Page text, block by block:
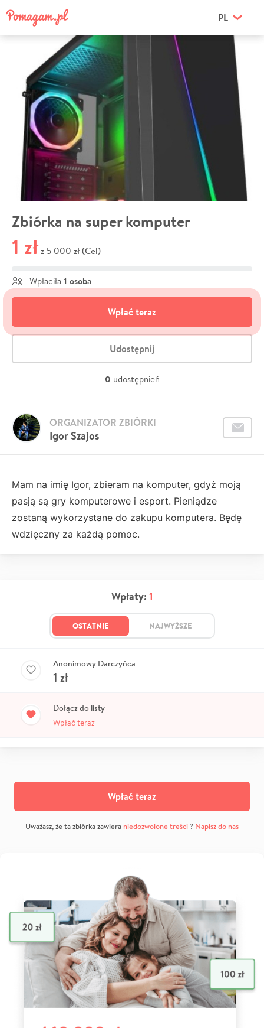
PL
Zbiórka na super komputer
1 zł z 5 000 zł (Cel)
Wpłaciła 1 osoba
Wpłać teraz
Udostępnij
0 udostępnień
Igor Szajos
ORGANIZATOR ZBIÓRKI
Mam na imię Igor, zbieram na komputer, gdyż moją
pasją są gry komputerowe i esport. Pieniądze
zostaną wykorzystane do zakupu komputera. Będę
wdzięczny za każdą pomoc.
Wpłaty: 1
OSTATNIE NAJWYŻSZE
Anonimowy Darczyńca
1 zł
Dołącz do listy
Wpłać teraz
Wpłać teraz
Uważasz, że ta zbiórka zawiera niedozwolone treści? Napisz do nas